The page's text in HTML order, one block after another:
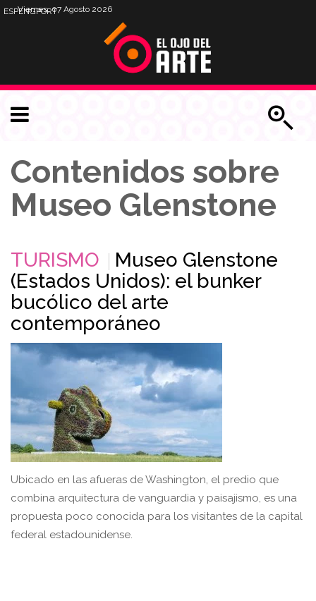
Viernes, 07 Agosto 2026
ESPENGPORT
Contenidos sobre
Museo Glenstone
TURISMO
Museo Glenstone
(Estados Unidos): el bunker
bucólico del arte
contemporáneo
Ubicado en las afueras de Washington, el predio que
combina arquitectura de vanguardia y paisajismo, es una
propuesta poco conocida para los visitantes de la capital
federal estadounidense.